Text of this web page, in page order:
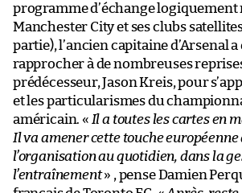
programme d’échange logiquement
Manchester City et ses clubs
partie), l’ancien capitaine d’Arsenal a
rapprocher à de nombreuses
prédécesseur, Jason Kreis, pour
et les particularismes du
américain. « Il a toutes les cartes en
Il va amener cette touche européenne
l’organisation au quotidien, dans la
l’entraînement» , pense Damien